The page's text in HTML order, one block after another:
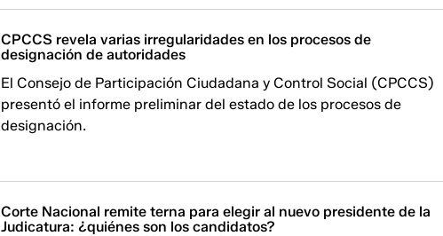
CPCCS revela varias irregularidades en los procesos de
designación de autoridades
El Consejo de Participación Ciudadana y Control Social (CPCCS)
presentó el informe preliminar del estado de los procesos de
designación.
Corte Nacional remite terna para elegir al nuevo presidente de la
Judicatura: ¿quiénes son los candidatos?